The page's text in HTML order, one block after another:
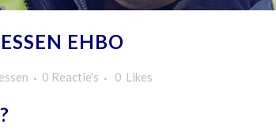
EHBO
0 Reactie's 0 Likes